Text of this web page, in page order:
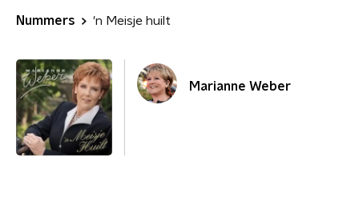
Nummers 'n Meisje huilt
Marianne Weber